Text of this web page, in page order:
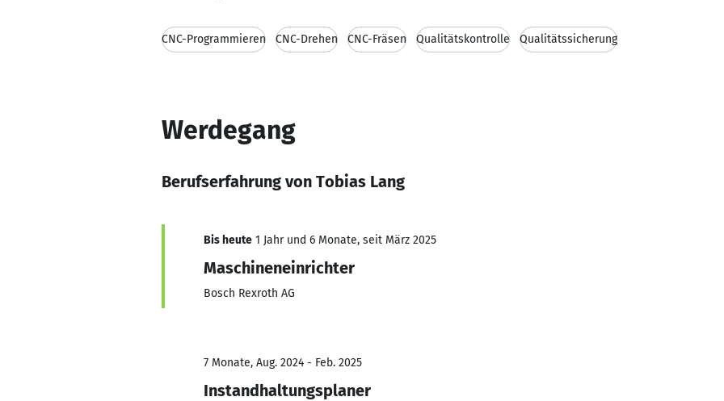
CNC-Programmieren CNC-Drehen CNC-Fräsen Qualitätskontrolle Qualitätssicherung
Werdegang
Berufserfahrung von Tobias Lang
Bis heute 1 Jahr und 6 Monate, seit März 2025
Maschineneinrichter
Bosch Rexroth AG
7 Monate, Aug. 2024 - Feb. 2025
Instandhaltungsplaner